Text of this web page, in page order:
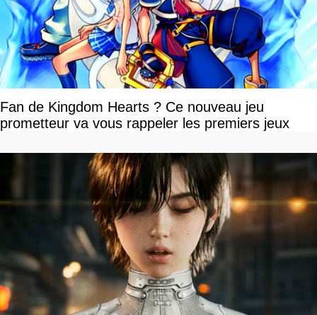
Fan de Kingdom Hearts ? Ce nouveau jeu
prometteur va vous rappeler les premiers jeux